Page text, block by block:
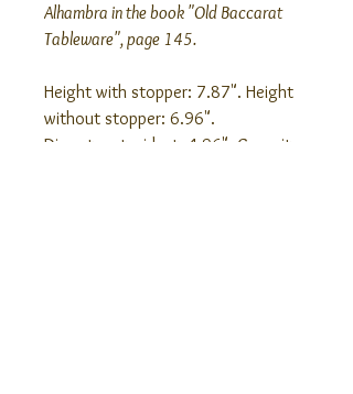
Alhambra in the book "Old Baccarat
Tableware", page 145.
Height with stopper: 7.87". Height
without stopper: 6.96".
Diameter at widest: 4.96". Capacity: